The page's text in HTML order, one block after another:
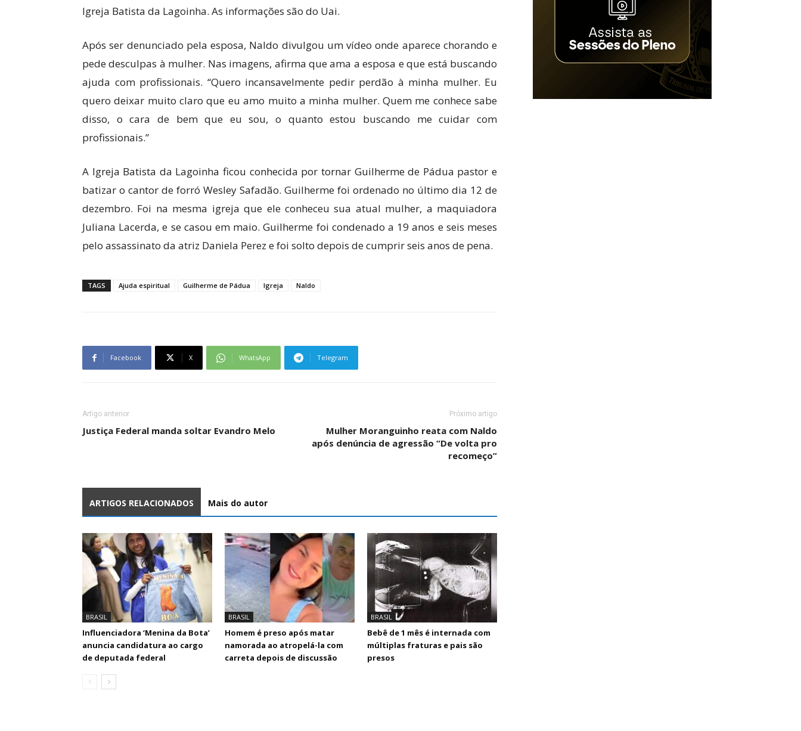
Igreja Batista da Lagoinha. As informações são do Uai.
Após ser denunciado pela esposa, Naldo divulgou um vídeo onde aparece chorando e
pede desculpas à mulher. Nas imagens, afirma que ama a esposa e que está buscando
ajuda com profissionais. “Quero incansavelmente pedir perdão à minha mulher. Eu
quero deixar muito claro que eu amo muito a minha mulher. Quem me conhece sabe
disso, o cara de bem que eu sou, o quanto estou buscando me cuidar com
profissionais.”
A Igreja Batista da Lagoinha ficou conhecida por tornar Guilherme de Pádua pastor e
batizar o cantor de forró Wesley Safadão. Guilherme foi ordenado no último dia 12 de
dezembro. Foi na mesma igreja que ele conheceu sua atual mulher, a maquiadora
Juliana Lacerda, e se casou em maio. Guilherme foi condenado a 19 anos e seis meses
pelo assassinato da atriz Daniela Perez e foi solto depois de cumprir seis anos de pena.
TAGS Ajuda espiritual Guilherme de Pádua Igreja Naldo
Facebook X WhatsApp Telegram
Artigo anterior
Justiça Federal manda soltar Evandro Melo
Próximo artigo
Mulher Moranguinho reata com Naldo
após denúncia de agressão “De volta pro
recomeço”
ARTIGOS RELACIONADOS Mais do autor
BRASIL
Influenciadora ‘Menina da Bota’
anuncia candidatura ao cargo
de deputada federal
BRASIL
Homem é preso após matar
namorada ao atropelá-la com
carreta depois de discussão
BRASIL
Bebê de 1 mês é internada com
múltiplas fraturas e pais são
presos